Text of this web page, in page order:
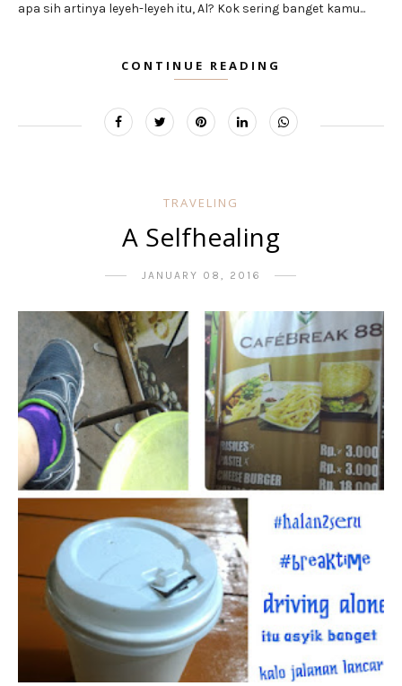
apa sih artinya leyeh-leyeh itu, Al? Kok sering banget kamu...
CONTINUE READING
TRAVELING
A Selfhealing
JANUARY 08, 2016